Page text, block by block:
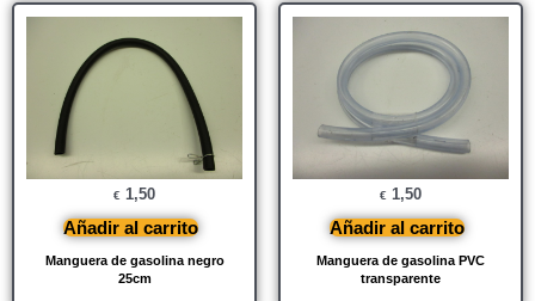
Manguera de gasolina negro
25cm
€ 1,50
Añadir al carrito
Manguera de gasolina PVC
transparente
€ 1,50
Añadir al carrito